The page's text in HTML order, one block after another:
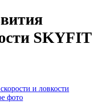
SKYFIT